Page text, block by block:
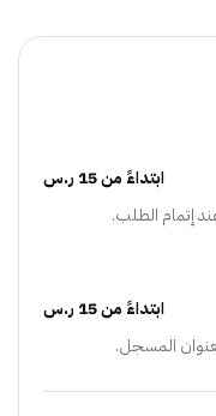
ابتداءً من 15 ر.س
إتمام الطلب.
ابتداءً من 15 ر.س
المسجل.